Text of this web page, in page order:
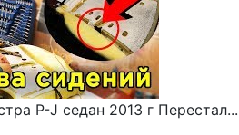
P-J седан 2013 г Перестал...